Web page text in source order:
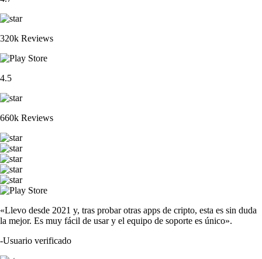
320k Reviews
4.5
660k Reviews
«Llevo desde 2021 y, tras probar otras apps de cripto, esta es sin duda
la mejor. Es muy fácil de usar y el equipo de soporte es único».
-Usuario verificado